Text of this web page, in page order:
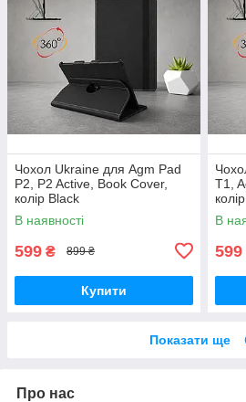
Чохол Ukraine для Agm Pad
P2, P2 Active, Book Cover,
колір Black
В наявності
599 ₴ 899 ₴
Купити
T1,
В
599
Показати ще
Про нас